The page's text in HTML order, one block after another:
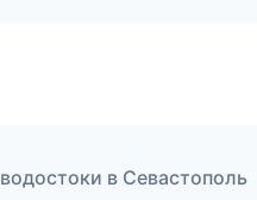
в Севастополь